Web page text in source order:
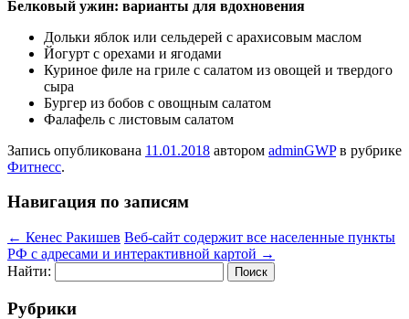
Белковый ужин: варианты для вдохновения
Дольки яблок или сельдерей с арахисовым маслом
Йогурт с орехами и ягодами
Куриное филе на гриле с салатом из овощей и твердого
сыра
Бургер из бобов с овощным салатом
Фалафель с листовым салатом
Запись опубликована 11.01.2018 автором adminGWPв рубрике
Фитнесс.
Навигация по записям
← Кенес Ракишев Веб-сайт содержит все населенные пункты
РФ с адресами и интерактивной картой →
Найти:
Рубрики